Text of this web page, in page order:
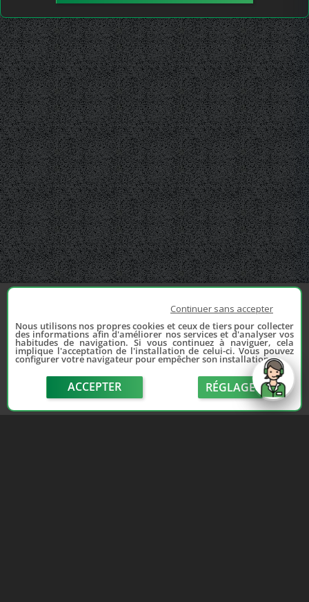
Continuer sans accepter
Nous utilisons nos propres cookies et ceux de tiers pour collecter
des informations afin d'améliorer nos services et d'analyser vos
habitudes de navigation. Si vous continuez à naviguer, cela
implique l'acceptation de l'installation de celui-ci. Vous pouvez
configurer votre navigateur pour empêcher son installation.
ACCEPTER RÉGLAGE